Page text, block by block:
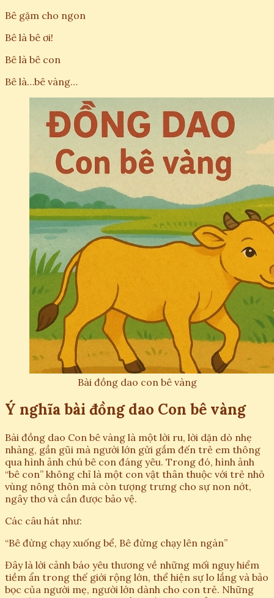
Bê gặm cho ngon
Bê là bê ơi!
Bê là bê con
Bê là…bê vàng…
Bài đồng dao con bê vàng
Ý nghĩa bài đồng dao Con bê vàng
Bài đồng dao Con bê vàng là một lời ru, lời dặn dò nhẹ
nhàng, gần gũi mà người lớn gửi gắm đến trẻ em thông
qua hình ảnh chú bê con đáng yêu. Trong đó, hình ảnh
“bê con” không chỉ là một con vật thân thuộc với trẻ nhỏ
vùng nông thôn mà còn tượng trưng cho sự non nớt,
ngây thơ và cần được bảo vệ.
Các câu hát như:
“Bê đừng chạy xuống bể, Bê đừng chạy lên ngàn”
Đây là lời cảnh báo yêu thương về những mối nguy hiểm
tiềm ẩn trong thế giới rộng lớn, thể hiện sự lo lắng và bảo
bọc của người mẹ, người lớn dành cho con trẻ. Những